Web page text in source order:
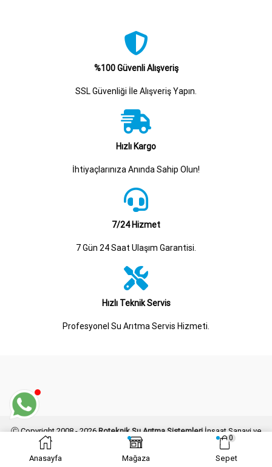
%100 Güvenli Alışveriş
SSL Güvenliği İle Alışveriş Yapın.
Hızlı Kargo
İhtiyaçlarınıza Anında Sahip Olun!
7/24 Hizmet
7 Gün 24 Saat Ulaşım Garantisi.
Hızlı Teknik Servis
Profesyonel Su Arıtma Servis Hizmeti.
Ⓒ Copyright 2008 - 2026Roteknik Su Arıtma Sistemleriİnşaat Sanayi ve
Ticaret Limited Şirketi Her Hakkı Saklıdır.
Anasayfa Mağaza
0
Sepet